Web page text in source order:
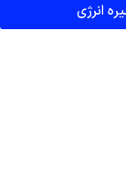
انرژی